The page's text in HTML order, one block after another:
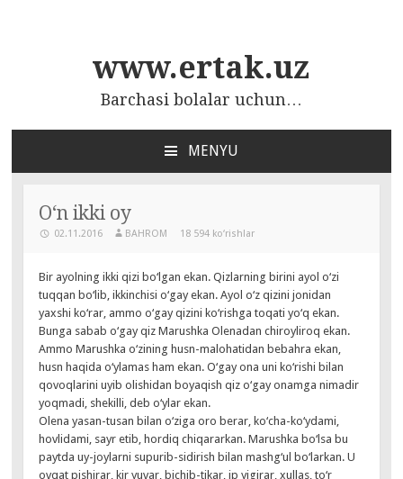
www.ertak.uz
Barchasi bolalar uchun…
MENYU
СОДЕРЖАНИЮ
O‘n ikki oy
02.11.2016 BAHROM 18 594 ko‘rishlar
Bir ayolning ikki qizi bo‘lgan ekan. Qizlarning birini ayol o‘zi
tuqqan bo‘lib, ikkinchisi o‘gay ekan. Ayol o‘z qizini jonidan
yaxshi ko‘rar, ammo o‘gay qizini ko‘rishga toqati yo‘q ekan.
Bunga sabab o‘gay qiz Marushka Olenadan chiroyliroq ekan.
Ammo Marushka o‘zining husn-malohatidan bebahra ekan,
husn haqida o‘ylamas ham ekan. O‘gay ona uni ko‘rishi bilan
qovoqlarini uyib olishidan boyaqish qiz o‘gay onamga nimadir
yoqmadi, shekilli, deb o‘ylar ekan.
Olena yasan-tusan bilan o‘ziga oro berar, ko‘cha-ko‘ydami,
hovlidami, sayr etib, hordiq chiqararkan. Marushka bo‘lsa bu
paytda uy-joylarni supurib-sidirish bilan mashg‘ul bo‘larkan. U
ovqat pishirar, kir yuvar, bichib-tikar, ip yigirar, xullas, to‘r